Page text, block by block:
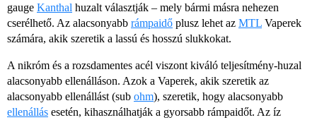
gauge Kanthal huzalt választják – mely bármi másra nehezen
cserélhető. Az alacsonyabb rámpaidő plusz lehet az MTL Vaperek
számára, akik szeretik a lassú és hosszú slukkokat.
A nikróm és a rozsdamentes acél viszont kiváló teljesítmény-huzal
alacsonyabb ellenálláson. Azok a Vaperek, akik szeretik az
alacsonyabb ellenállást (sub ohm), szeretik, hogy alacsonyabb
ellenállás esetén, kihasználhatják a gyorsabb rámpaidőt. Az íz